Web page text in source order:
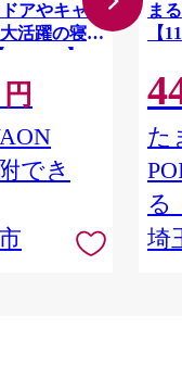
アやキャ
活躍の寝
】
円
でき
ま
【
た
る
埼